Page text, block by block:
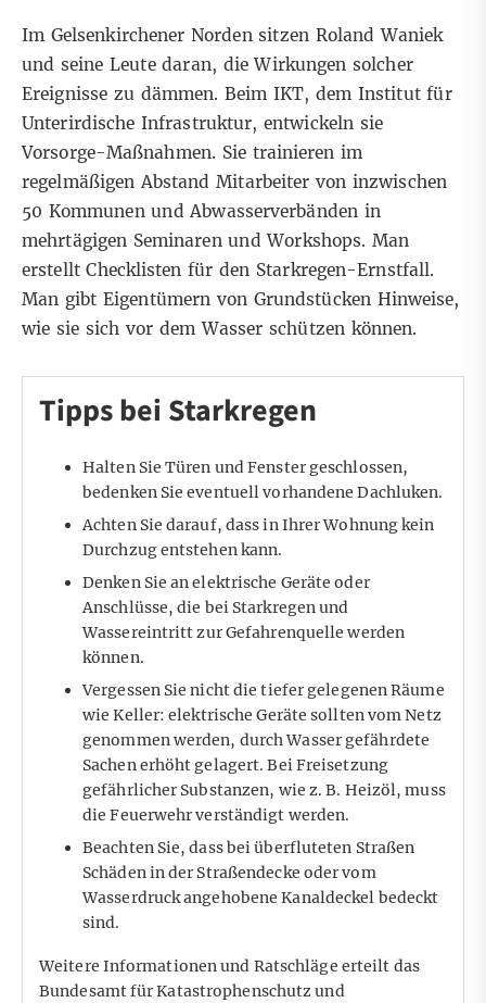
Im Gelsenkirchener Norden sitzen Roland Waniek
und seine Leute daran, die Wirkungen solcher
Ereignisse zu dämmen. Beim IKT, dem Institut für
Unterirdische Infrastruktur, entwickeln sie
Vorsorge-Maßnahmen. Sie trainieren im
regelmäßigen Abstand Mitarbeiter von inzwischen
50 Kommunen und Abwasserverbänden in
mehrtägigen Seminaren und Workshops. Man
erstellt Checklisten für den Starkregen-Ernstfall.
Man gibt Eigentümern von Grundstücken Hinweise,
wie sie sich vor dem Wasser schützen können.
Tipps bei Starkregen
Halten Sie Türen und Fenster geschlossen,
bedenken Sie eventuell vorhandene Dachluken.
Achten Sie darauf, dass in Ihrer Wohnung kein
Durchzug entstehen kann.
Denken Sie an elektrische Geräte oder
Anschlüsse, die bei Starkregen und
Wassereintritt zur Gefahrenquelle werden
können.
Vergessen Sie nicht die tiefer gelegenen Räume
wie Keller: elektrische Geräte sollten vom Netz
genommen werden, durch Wasser gefährdete
Sachen erhöht gelagert. Bei Freisetzung
gefährlicher Substanzen, wie z. B. Heizöl, muss
die Feuerwehr verständigt werden.
Beachten Sie, dass bei überfluteten Straßen
Schäden in der Straßendecke oder vom
Wasserdruck angehobene Kanaldeckel bedeckt
sind.
Weitere Informationen und Ratschläge erteilt das
Bundesamt für Katastrophenschutz und